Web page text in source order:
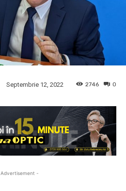
Septembrie 12, 2022 0
2746
-